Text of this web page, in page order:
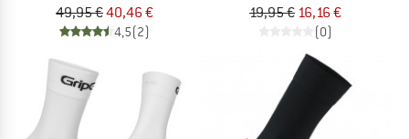
49,95 €40,46 €
4,5(2)
19,95 € 16,16 €
(0)